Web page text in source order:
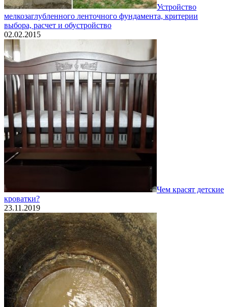
Устройство
мелкозаглубленного ленточного фундамента, критерии
выбора, расчет и обустройство
02.02.2015
Чем красят детские
кроватки?
23.11.2019